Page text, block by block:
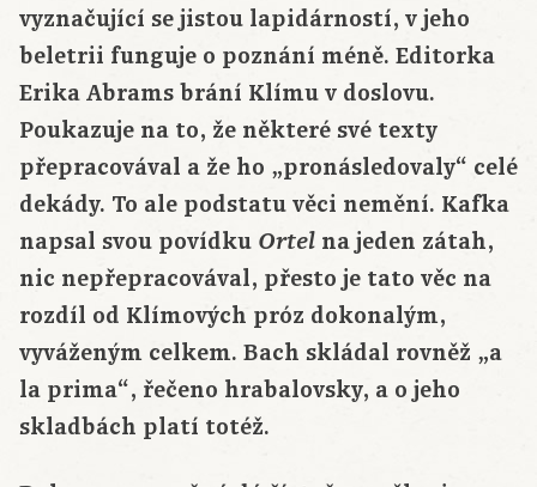
vyznačující se jistou lapidárností, v jeho
beletrii funguje o poznání méně. Editorka
Erika Abrams brání Klímu v doslovu.
Poukazuje na to, že některé své texty
přepracovával a že ho „pronásledovaly“ celé
dekády. To ale podstatu věci nemění. Kafka
napsal svou povídku Ortel na jeden zátah,
nic nepřepracovával, přesto je tato věc na
rozdíl od Klímových próz dokonalým,
vyváženým celkem. Bach skládal rovněž „a
la prima“, řečeno hrabalovsky, a o jeho
skladbách platí totéž.